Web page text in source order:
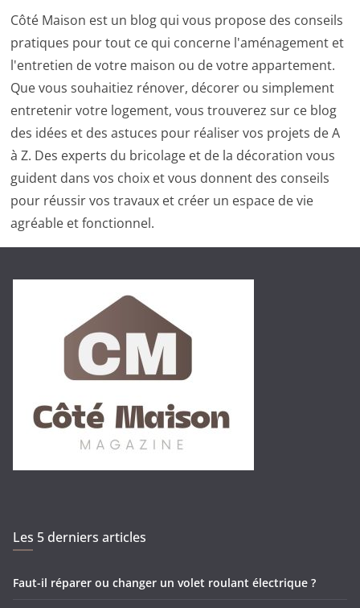
Côté Maison est un blog qui vous propose des conseils
pratiques pour tout ce qui concerne l'aménagement et
l'entretien de votre maison ou de votre appartement.
Que vous souhaitiez rénover, décorer ou simplement
entretenir votre logement, vous trouverez sur ce blog
des idées et des astuces pour réaliser vos projets de A
à Z. Des experts du bricolage et de la décoration vous
guident dans vos choix et vous donnent des conseils
pour réussir vos travaux et créer un espace de vie
agréable et fonctionnel.
Les 5 derniers articles
Faut-il réparer ou changer un volet roulant électrique ?